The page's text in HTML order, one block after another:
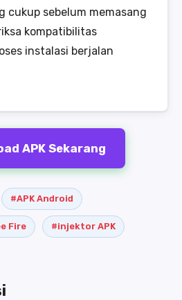
cukup sebelum memasang
kompatibilitas
instalasi berjalan
APK Sekarang
#APK Android
Fire #injektor APK